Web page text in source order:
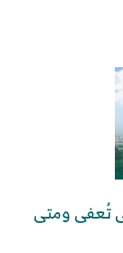
تُعفى ومتى